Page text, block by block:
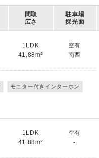
間取
広さ
駐車場
採光面
1LDK
41.88m²
空有
南西
モニター付きインターホン
1LDK
41.88m²
空有
-